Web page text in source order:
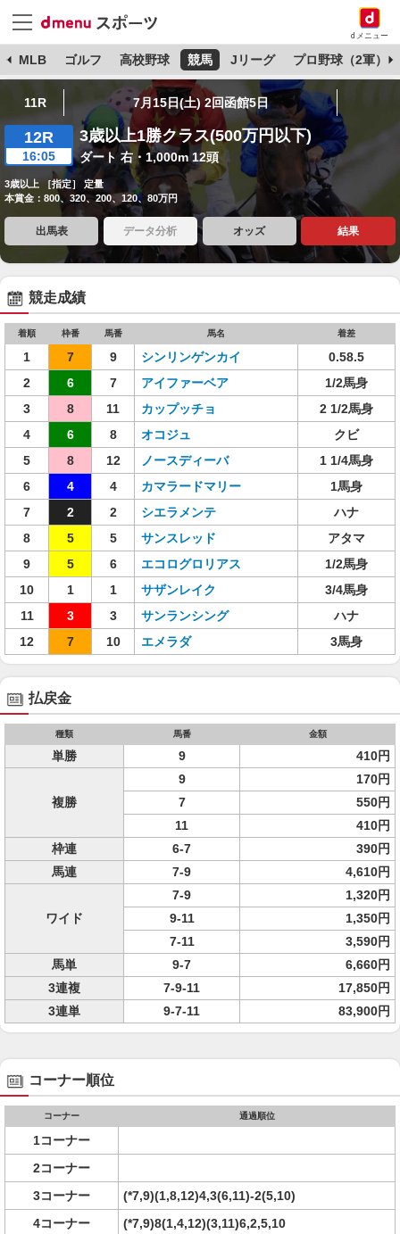
dメニュー
MLB ゴルフ 高校野球 競馬 Jリーグ プロ野球（2軍）
11R 7月15日(土) 2回函館5日
12R
16:05
3歳以上1勝クラス(500万円以下)
ダート 右・1,000m 12頭
3歳以上 ［指定］ 定量
本賞金：800、320、200、120、80万円
出馬表 データ分析 オッズ 結果
競走成績
着順 枠番 馬番 馬名 着差
1 7 9 シンリンゲンカイ
0.58.5
2
6 7 アイファーベア
1/2馬身
3
8 11 カップッチョ
2 1/2馬身
4
6 8 オコジュ
クビ
5
8 12 ノースディーバ
1 1/4馬身
6
4 4 カマラードマリー
1馬身
7
2 2 シエラメンテ
ハナ
8
5 5 サンスレッド
アタマ
9
5 6 エコログロリアス
1/2馬身
10
1 1 サザンレイク
3/4馬身
11
3 3 サンランシング
ハナ
12
7 10 エメラダ 3馬身
払戻金
種類 馬番 金額
単勝 9 410円
複勝
9
170円
7
550円
11
410円
枠連
6-7
390円
馬連
7-9 4,610円
ワイド
7-9
1,320円
9-11
1,350円
7-11
3,590円
馬単
9-7
6,660円
3連複
7-9-11
17,850円
3連単
9-7-11 83,900円
コーナー順位
コーナー 通過順位
1コーナー
2コーナー
3コーナー
(*7,9)(1,8,12)4,3(6,11)-2(5,10)
4コーナー
(*7,9)8(1,4,12)(3,11)6,2,5,10